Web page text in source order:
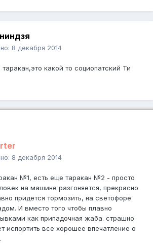
8 декабря 2014
таракан,это какой то социопатский Ти
8 декабря 2014
№1, есть еще таракан №2 - просто
на машине разгоняется, прекрасно
придется тормозить, на светофоре
И вместо того чтобы плавно
как припадочная жаба. страшно
испортить все хорошее впечатление о